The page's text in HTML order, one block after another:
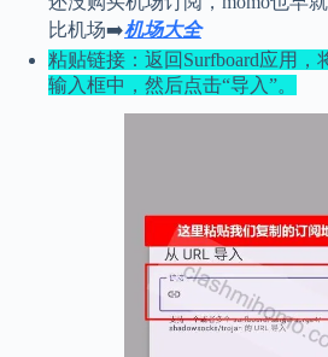
比机场➡️机场大全
粘贴链接：返回Surfboard应用，
输入框中，然后点击“导入”。